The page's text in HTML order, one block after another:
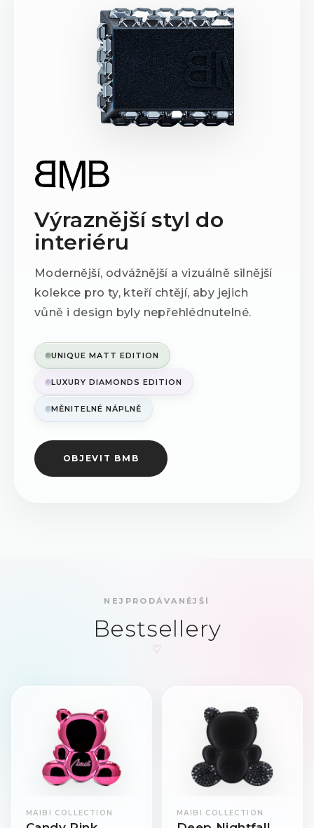
Výraznější styl do
interiéru
Modernější, odvážnější a vizuálně silnější
kolekce pro ty, kteří chtějí, aby jejich
vůně i design byly nepřehlédnutelné.
UNIQUE MATT EDITION
LUXURY DIAMONDS EDITION
MĚNITELNÉ NÁPLNĚ
OBJEVIT BMB
NEJPRODÁVANĚJŠÍ
Bestsellery
MAIBI COLLECTION MAIBI COLLECTION